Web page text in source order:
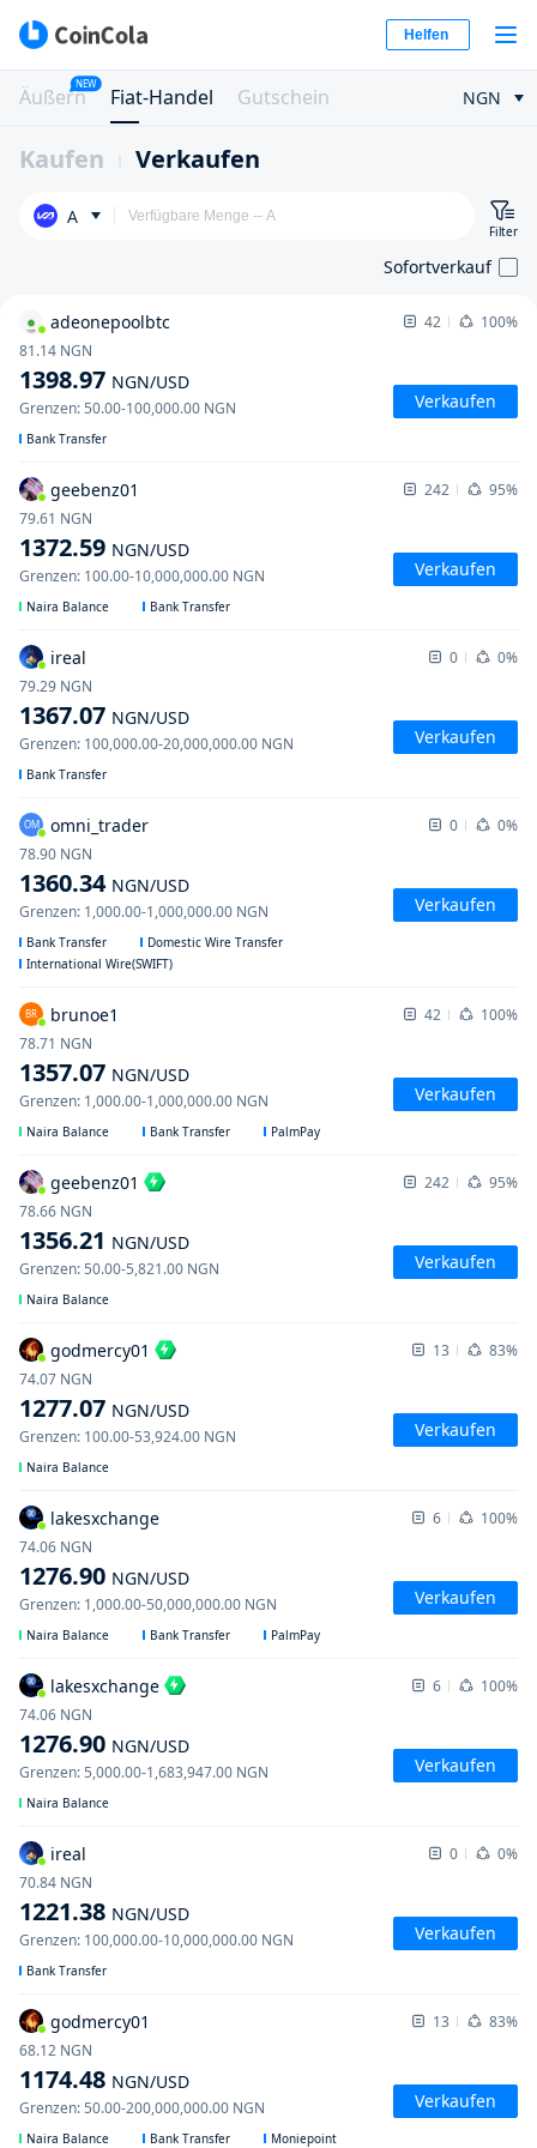
Helfen
Äußern
NEW
Fiat-Handel Gutschein NGN
Kaufen Verkaufen
A
Filter
Sofortverkauf
adeonepoolbtc 42 100%
1398.97 NGN/USD
81.14 NGN
Grenzen:50.00-100,000.00 NGN Verkaufen
Bank Transfer
geebenz01 242 95%
1372.59 NGN/USD
79.61 NGN
Grenzen: 100.00-10,000,000.00 NGN Verkaufen
Naira Balance Bank Transfer
ireal 0 0%
1367.07 NGN/USD
79.29 NGN
Grenzen: 100,000.00-20,000,000.00 NGN Verkaufen
Bank Transfer
OM omni_trader 0 0%
1360.34 NGN/USD
78.90 NGN
Grenzen: 1,000.00-1,000,000.00 NGN Verkaufen
Bank Transfer
Domestic Wire Transfer
International Wire(SWIFT)
BR brunoe1 42 100%
1357.07 NGN/USD
78.71 NGN
Grenzen: 1,000.00-1,000,000.00 NGN Verkaufen
Naira Balance Bank Transfer PalmPay
geebenz01 242 95%
1356.21 NGN/USD
78.66 NGN
Grenzen:50.00-5,821.00 NGN Verkaufen
Naira Balance
godmercy01 13 83%
1277.07 NGN/USD
74.07 NGN
Grenzen: 100.00-53,924.00 NGN Verkaufen
Naira Balance
lakesxchange 6 100%
1276.90 NGN/USD
74.06 NGN
Grenzen: 1,000.00-50,000,000.00 NGN Verkaufen
Naira Balance Bank Transfer PalmPay
lakesxchange 6 100%
1276.90 NGN/USD
74.06 NGN
Grenzen:5,000.00-1,683,947.00 NGN Verkaufen
Naira Balance
ireal 0 0%
1221.38 NGN/USD
70.84 NGN
Grenzen: 100,000.00-10,000,000.00 NGN Verkaufen
Bank Transfer
godmercy01 13 83%
1174.48 NGN/USD
68.12 NGN
Grenzen:50.00-200,000,000.00 NGN Verkaufen
Naira Balance Bank Transfer Moniepoint